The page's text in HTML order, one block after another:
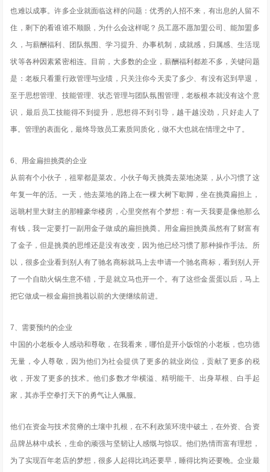
也难以成事。许多企业就面临这样的问题：优秀的人招不来，有出息的人留不
住，剩下的看谁谁不顺眼，为什么会这样呢？员工愿不愿加盟公司、能加盟多
久，与薪酬福利、团队氛围、学习提升、办事机制，成就感，归属感、生活现
状等各种因素紧密相连。目前，大多数的企业，薪酬福利都差不多，关键问题
是：老板只看重行政管理与业绩，只关注你今天卖了多少、有没有迟到早退，
至于思想管理、技能管理、状态管理与团队氛围管理，老板根本就没有这个意
识，最后员工技能得不到提升，思想得不到引导，越干越没劲，只好走人了
事。管理的表面化，最终导致员工素质同质化，做不大也就在情理之中了。
6、用金扁担挑粪的企业
从前有个小伙子，祖辈都是菜农。小伙子每天挑粪去菜地浇菜，从小习惯了这
年复一年的活。一天，他去菜地的路上在一棵大树下歇脚，坐在挑粪扁担上，
远眺村里大财主的那幢豪华楼房，心里突然有个梦想：有一天我要是像他那么
有钱，我一定要打一副用金子做成的扁担挑粪。用金扁担挑粪虽然有了财富有
了金子，但是挑粪的思维还是没有改变，因为他已经习惯了那种操作手法。所
以，很多企业看到别人有了驰名商标就马上去申请一个驰名商标，看到别人开
了一个自助火锅生意不错，于是就立马也开一个。有了这些金蛋蛋以后，马上
把它做成一根金扁担挑着以前的大便继续前进。
7、需要预约的企业
中国的小老板令人感动和尊敬，在我看来，哪怕是开小饭馆的小老板，也功德
无量，令人尊敬，因为他们为社会提供了更多的就业岗位，贡献了更多的税
收，开发了更多的技术。他们多数才华横溢、精明能干、出身草根、白手起
家，其赤手空拳打天下的勇气让人佩服。
他们在资金与技术贫瘠的土壤中扎根，在不利政策环境中破土，在外资、合资
品牌丛林中成长，生命的顽强与坚韧让人感慨与惊叹。他们热情而富有理想，
为了实现百年老店的梦想，很多人起得比鸡还要早，睡得比狗还要晚。企业最